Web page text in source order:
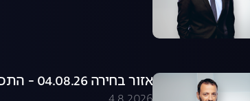
אזור בחירה 04.08.26 - התכנית המלאה